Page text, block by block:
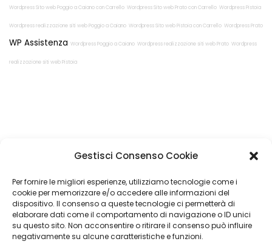
Gestisci Consenso Cookie
Per fornire le migliori esperienze, utilizziamo tecnologie come i
cookie per memorizzare e/o accedere alle informazioni del
dispositivo. Il consenso a queste tecnologie ci permetterà di
elaborare dati come il comportamento di navigazione o ID unici
su questo sito. Non acconsentire o ritirare il consenso può influire
negativamente su alcune caratteristiche e funzioni.
Wordpress Sito web Poggio a Caiano con Carrello Wordpress Sito web Prato con Carrello Wordpress Pistoia
Wordpress realizzazione siti web Poggio a Caiano Wordpress Sito web Pistoia con Carrello Wordpress Prato
WP Assistenza Wordpress Poggio a Caiano Wordpress realizzazione siti web Prato Wordpress
realizzazione siti web Pistoia
Restiamo in
contatto!
Come possiamo Aiutarti?